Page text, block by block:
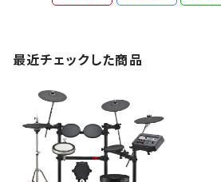
最近チェックした商品